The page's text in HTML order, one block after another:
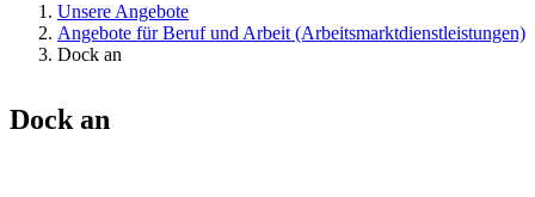
Unsere Angebote
Angebote für Beruf und Arbeit (Arbeitsmarktdienstleistungen)
Dock an
Dock an